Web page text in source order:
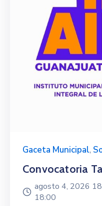
Gaceta Municipal,
Convocatoria
agosto 4, 2026
18:00